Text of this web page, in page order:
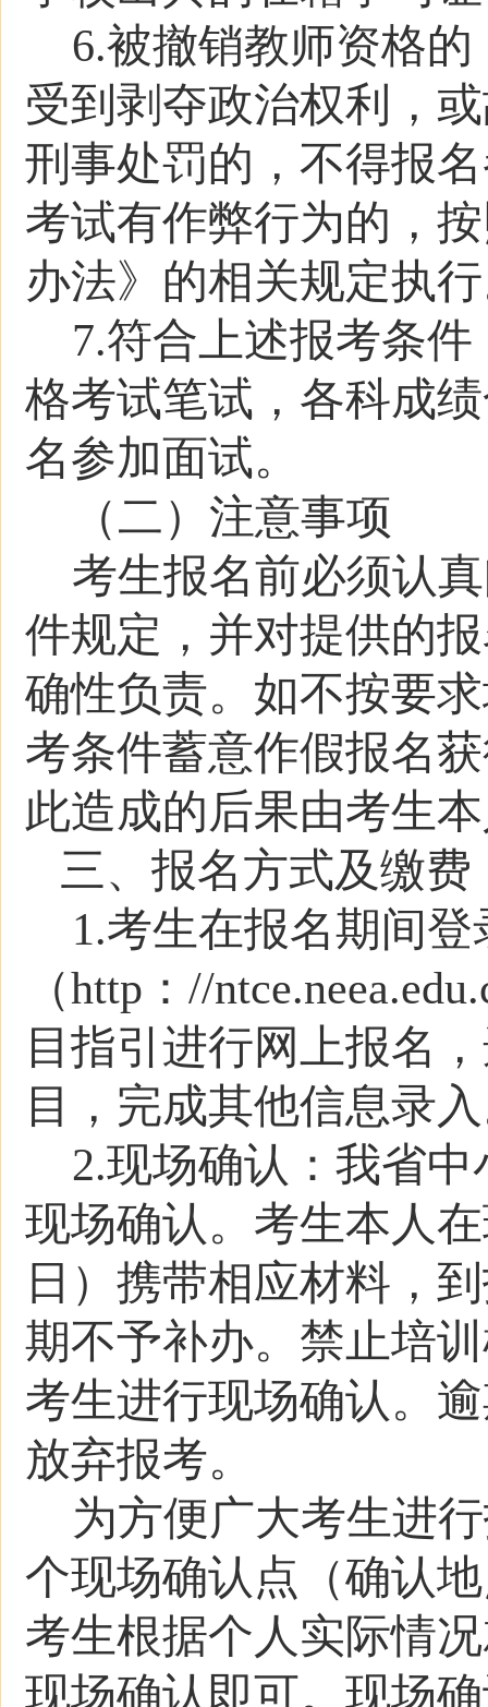
6.被撤销教师资格
受到剥夺政治权利，
刑事处罚的，不得报
考试有作弊行为的，
办法》的相关规定执
7.符合上述报考条
格考试笔试， 各科成
名参加面试。
（二）注意事项
考生报名前必须认
件规定，并对提供的
确性负责。如不按要
考条件蓄意作假报名
此造成的后果由考生
三、报名方式及缴费
1.考生在报名期间登
（http：//
目指引进行网上报名
目，完成其他信息录
2.现场确认： 我省中
现场确认。 考生本人
日）携带相应材料，
期不予补办。禁止培
考生进行现场确认。
放弃报考。
为方便广大考生进
个现场确认点（确认
考生根据个人实际情
现场确认即可。 现场